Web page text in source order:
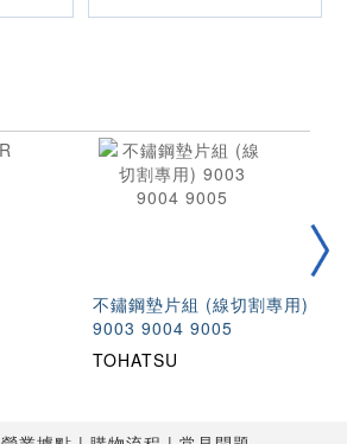
不鏽鋼墊片組 (線切割專用)
9003 9004 9005
TOHATSU